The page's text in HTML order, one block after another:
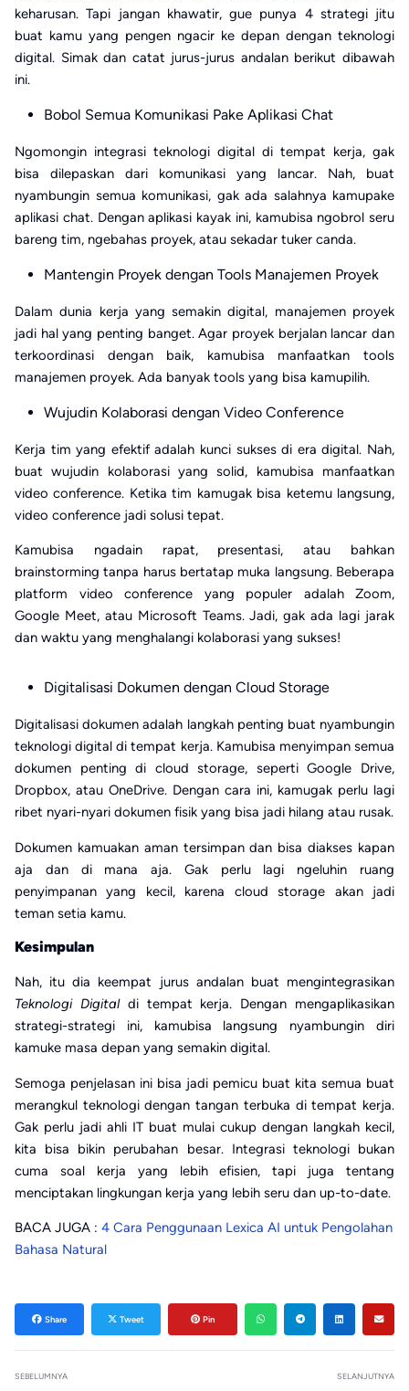
keharusan. Tapi jangan khawatir, gue punya 4 strategi jitu
buat kamu yang pengen ngacir ke depan dengan teknologi
digital. Simak dan catat jurus-jurus andalan berikut dibawah
ini.
Bobol Semua Komunikasi Pake Aplikasi Chat
Ngomongin integrasi teknologi digital di tempat kerja, gak
bisa dilepaskan dari komunikasi yang lancar. Nah, buat
nyambungin semua komunikasi, gak ada salahnya kamupake
aplikasi chat. Dengan aplikasi kayak ini, kamubisa ngobrol seru
bareng tim, ngebahas proyek, atau sekadar tuker canda.
Mantengin Proyek dengan Tools Manajemen Proyek
Dalam dunia kerja yang semakin digital, manajemen proyek
jadi hal yang penting banget. Agar proyek berjalan lancar dan
terkoordinasi dengan baik, kamubisa manfaatkan tools
manajemen proyek. Ada banyak tools yang bisa kamupilih.
Wujudin Kolaborasi dengan Video Conference
Kerja tim yang efektif adalah kunci sukses di era digital. Nah,
buat wujudin kolaborasi yang solid, kamubisa manfaatkan
video conference. Ketika tim kamugak bisa ketemu langsung,
video conference jadi solusi tepat.
Kamubisa ngadain rapat, presentasi, atau bahkan
brainstorming tanpa harus bertatap muka langsung. Beberapa
platform video conference yang populer adalah Zoom,
Google Meet, atau Microsoft Teams. Jadi, gak ada lagi jarak
dan waktu yang menghalangi kolaborasi yang sukses!
Digitalisasi Dokumen dengan Cloud Storage
Digitalisasi dokumen adalah langkah penting buat nyambungin
teknologi digital di tempat kerja. Kamubisa menyimpan semua
dokumen penting di cloud storage, seperti Google Drive,
Dropbox, atau OneDrive. Dengan cara ini, kamugak perlu lagi
ribet nyari-nyari dokumen fisik yang bisa jadi hilang atau rusak.
Dokumen kamuakan aman tersimpan dan bisa diakses kapan
aja dan di mana aja. Gak perlu lagi ngeluhin ruang
penyimpanan yang kecil, karena cloud storage akan jadi
teman setia kamu.
Kesimpulan
Nah, itu dia keempat jurus andalan buat mengintegrasikan
Teknologi Digitaldi tempat kerja. Dengan mengaplikasikan
strategi-strategi ini, kamubisa langsung nyambungin diri
kamuke masa depan yang semakin digital.
Semoga penjelasan ini bisa jadi pemicu buat kita semua buat
merangkul teknologi dengan tangan terbuka di tempat kerja.
Gak perlu jadi ahli IT buat mulai cukup dengan langkah kecil,
kita bisa bikin perubahan besar. Integrasi teknologi bukan
cuma soal kerja yang lebih efisien, tapi juga tentang
menciptakan lingkungan kerja yang lebih seru dan up-to-date.
BACA JUGA : 4 Cara Penggunaan Lexica AI untuk Pengolahan
Bahasa Natural
Share Tweet Pin
SEBELUMNYA SELANJUTNYA